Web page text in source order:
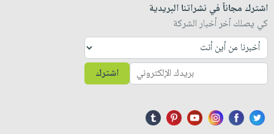
اشترك مجاناً في نشراتنا البريدية
كي يصلك آخر أخبار الشركة
اشترك